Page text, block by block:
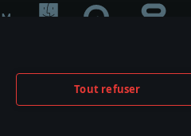
Tout refuser
développement du jeu, le sponsoring
respective owners.